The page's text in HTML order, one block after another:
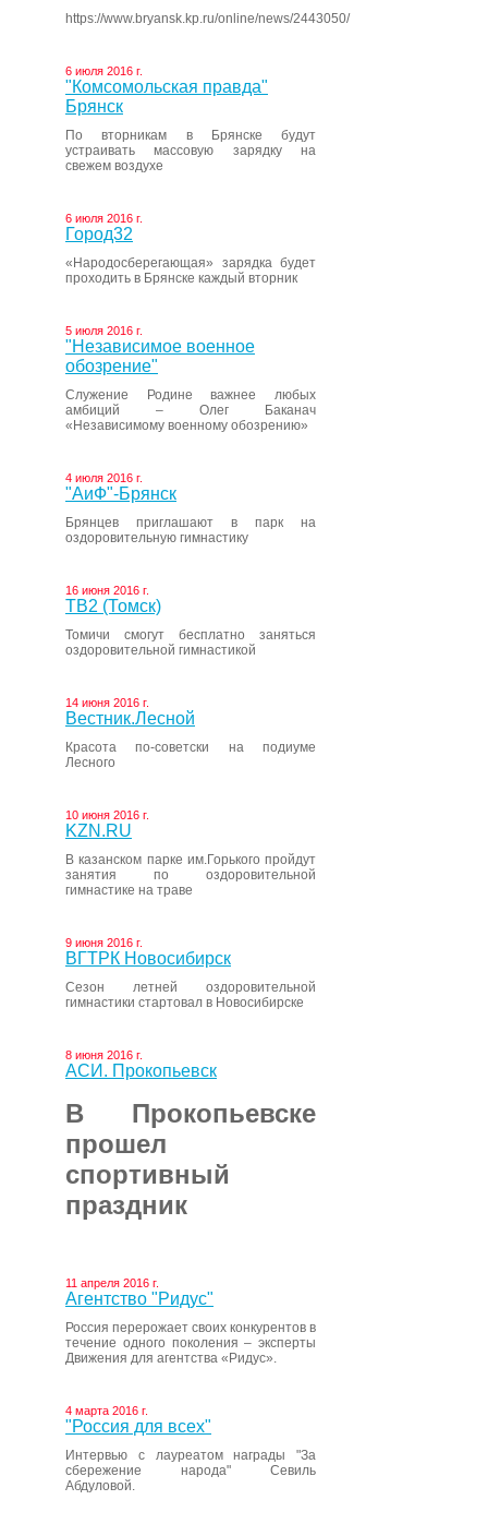
https://www.bryansk.kp.ru/online/news/2443050/
6 июля 2016 г.
"Комсомольская правда"
Брянск
По вторникам в Брянске будут
устраивать массовую зарядку на
свежем воздухе
6 июля 2016 г.
Город32
«Народосберегающая» зарядка будет
проходить в Брянске каждый вторник
5 июля 2016 г.
"Независимое военное
обозрение"
Служение Родине важнее любых
амбиций – Олег Баканач
«Независимому военному обозрению»
4 июля 2016 г.
"АиФ"-Брянск
Брянцев приглашают в парк на
оздоровительную гимнастику
16 июня 2016 г.
ТВ2 (Томск)
Томичи смогут бесплатно заняться
оздоровительной гимнастикой
14 июня 2016 г.
Вестник.Лесной
Красота по-советски на подиуме
Лесного
10 июня 2016 г.
KZN.RU
В казанском парке им.Горького пройдут
занятия по оздоровительной
гимнастике на траве
9 июня 2016 г.
ВГТРК Новосибирск
Сезон летней оздоровительной
гимнастики стартовал в Новосибирске
8 июня 2016 г.
АСИ. Прокопьевск
В Прокопьевске
прошел
спортивный
праздник
11 апреля 2016 г.
Агентство "Ридус"
Россия перерожает своих конкурентов в
течение одного поколения – эксперты
Движения для агентства «Ридус».
4 марта 2016 г.
"Россия для всех"
Интервью с лауреатом награды "За
сбережение народа" Севиль
Абдуловой.